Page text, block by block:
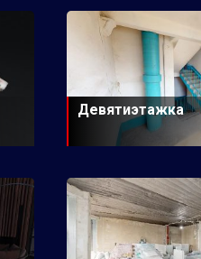
Девятиэтажка